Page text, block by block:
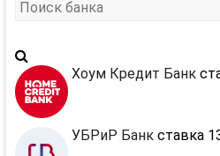
Хоум Кредит Банк
УБРиР Банк ставка